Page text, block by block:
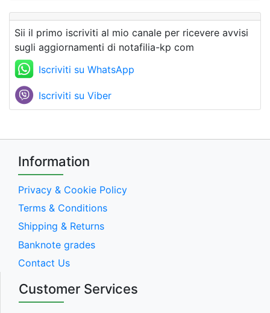
Sii il primo iscriviti al mio canale per ricevere avvisi
sugli aggiornamenti di notafilia-kp com
Iscriviti su WhatsApp
Iscriviti su Viber
Information
Privacy & Cookie Policy
Terms & Conditions
Shipping & Returns
Banknote grades
Contact Us
Customer Services